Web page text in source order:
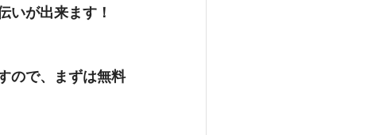
いが出来ます！
ので、まずは無料